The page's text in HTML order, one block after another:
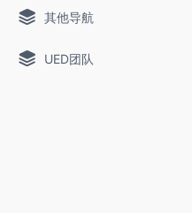
其他导航
UED团队